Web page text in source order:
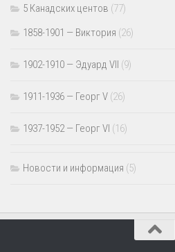
5 Канадских центов (77)
1858-1901 — Виктория (26)
1902-1910 — Эдуард VII (9)
1911-1936 — Георг V (26)
1937-1952 — Георг VI (16)
Новости и информация (5)